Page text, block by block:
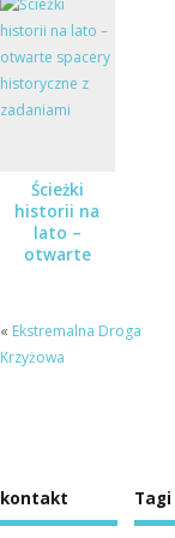
Ścieżki
historii na
lato –
otwarte
zadaniami
« Ekstremalna Droga
Krzyżowa
kontakt Tagi